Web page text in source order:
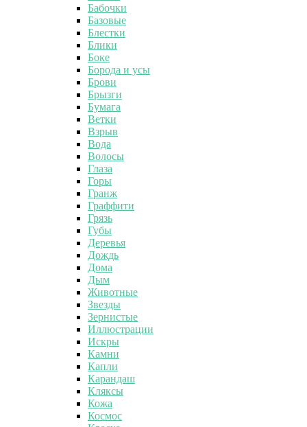
Бабочки
Базовые
Блестки
Блики
Боке
Борода и усы
Брови
Брызги
Бумага
Ветки
Взрыв
Вода
Волосы
Глаза
Горы
Гранж
Граффити
Грязь
Губы
Деревья
Дождь
Дома
Дым
Животные
Звезды
Зернистые
Иллюстрации
Искры
Камни
Капли
Карандаш
Кляксы
Кожа
Космос